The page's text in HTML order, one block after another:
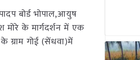
बोर्ड भोपाल,आयुष
मोरे के मार्गदर्शन में एक
ग्राम गोई (सेंधवा)में